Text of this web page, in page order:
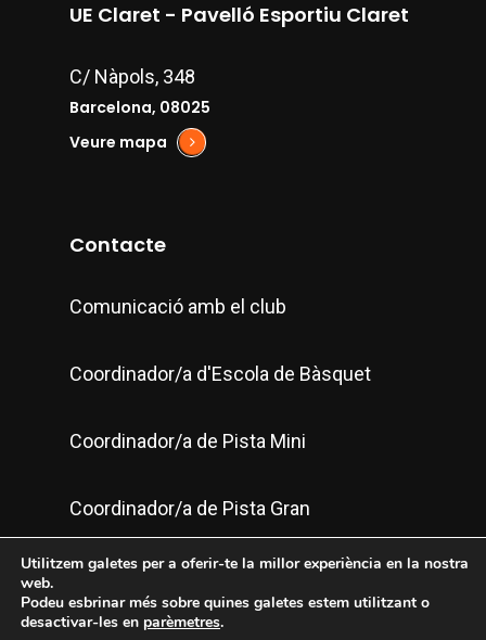
UE Claret - Pavelló Esportiu Claret
C/ Nàpols, 348
Barcelona, 08025
Veure mapa
Contacte
Comunicació amb el club
Coordinador/a d'Escola de Bàsquet
Coordinador/a de Pista Mini
Coordinador/a de Pista Gran
Política de privacitat
Utilitzem galetes per a oferir-te la millor experiència en la nostra
web.
Podeu esbrinar més sobre quines galetes estem utilitzant o
desactivar-les en parèmetres.